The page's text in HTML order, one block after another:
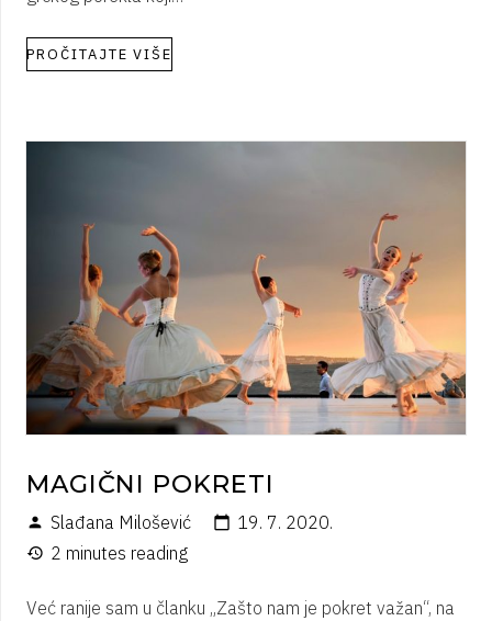
PROČITAJTE VIŠE
MAGIČNI POKRETI
person Slađana Milošević calendar_today 19. 7. 2020.
history 2 minutes reading
Već ranije sam u članku „Zašto nam je pokret važan“, na